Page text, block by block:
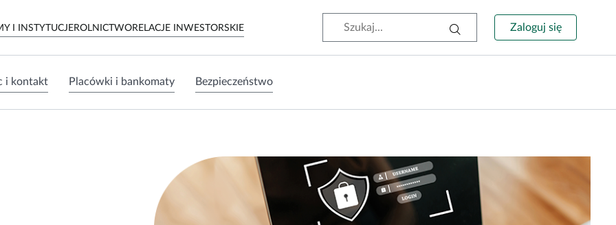
I INSTYTUCJEROLNICTWORELACJE INWESTORSKIE
Wyszukiwarka
Zaloguj się
i kontakt Placówki i bankomaty Bezpieczeństwo